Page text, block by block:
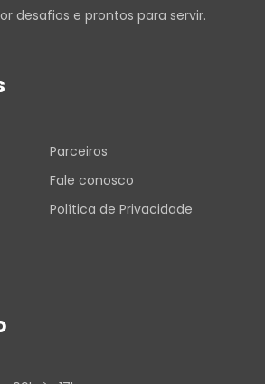
desafios e prontos para servir.
Parceiros
Fale conosco
Política de Privacidade